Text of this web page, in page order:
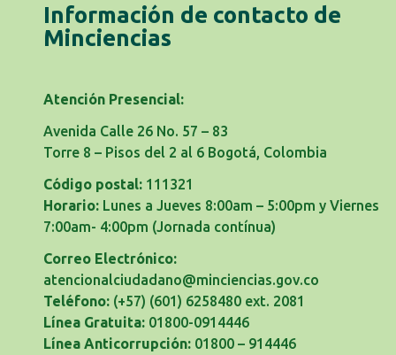
Información de contacto de
Minciencias
Atención Presencial:
Avenida Calle 26 No. 57 – 83
Torre 8 – Pisos del 2 al 6 Bogotá, Colombia
Código postal:111321
Horario:Lunes a Jueves 8:00am – 5:00pm y Viernes
7:00am- 4:00pm (Jornada contínua)
Correo Electrónico:
atencionalciudadano@minciencias.gov.co
Teléfono:(+57) (601) 6258480 ext. 2081
Línea Gratuita:01800-0914446
Línea Anticorrupción:01800 – 914446